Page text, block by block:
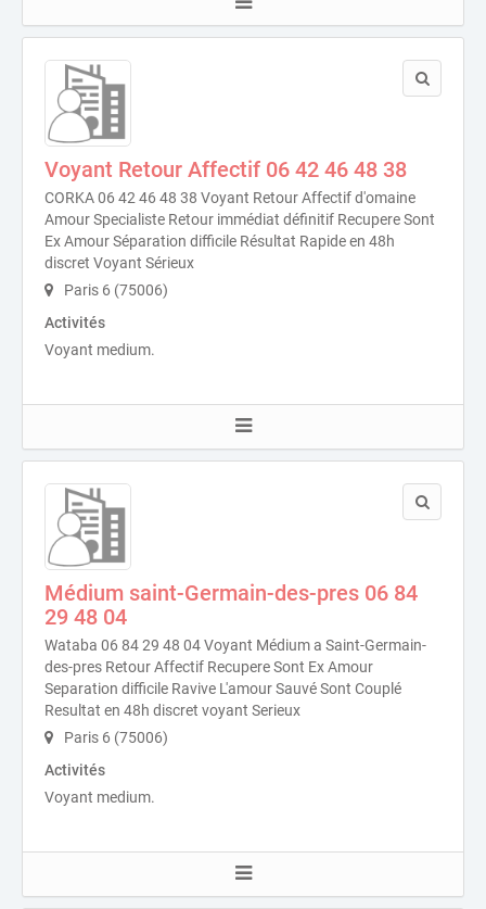
Voyant Retour Affectif 06 42 46 48 38
CORKA 06 42 46 48 38 Voyant Retour Affectif d'omaine
Amour Specialiste Retour immédiat définitif Recupere Sont
Ex Amour Séparation difficile Résultat Rapide en 48h
discret Voyant Sérieux
Paris 6 (75006)
Activités
Voyant medium.
Médium saint-Germain-des-pres 06 84
29 48 04
Wataba 06 84 29 48 04 Voyant Médium a Saint-Germain-
des-pres Retour Affectif Recupere Sont Ex Amour
Separation difficile Ravive L'amour Sauvé Sont Couplé
Resultat en 48h discret voyant Serieux
Paris 6 (75006)
Activités
Voyant medium.